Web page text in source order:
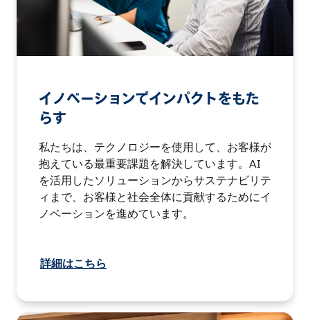
イノベーションでインパクトをもた
らす
私たちは、テクノロジーを使用して、お客様が
抱えている最重要課題を解決しています。AI
を活用したソリューションからサステナビリテ
ィまで、お客様と社会全体に貢献するためにイ
ノベーションを進めています。
詳細はこちら